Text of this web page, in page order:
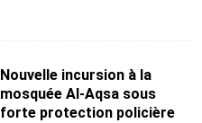
Nouvelle incursion à la
mosquée Al-Aqsa sous
forte protection policière